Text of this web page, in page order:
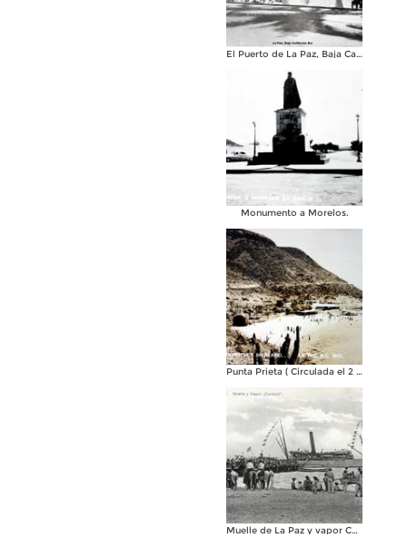
El Puerto de La Paz, Baja California Sur ( Circulada el 8 de Agosto de 1955 ).
Monumento a Morelos.
Punta Prieta ( Circulada el 2 de Febrero de 1946 ).
Muelle de La Paz y vapor Curacao